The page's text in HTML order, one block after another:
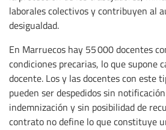
laborales colectivos y contribuyen al
desigualdad.
En Marruecos hay 55 000 docentes
condiciones precarias, lo que supone
docente. Los y las docentes con este
pueden ser despedidos sin
indemnización y sin posibilidad de
contrato no define lo que constituye